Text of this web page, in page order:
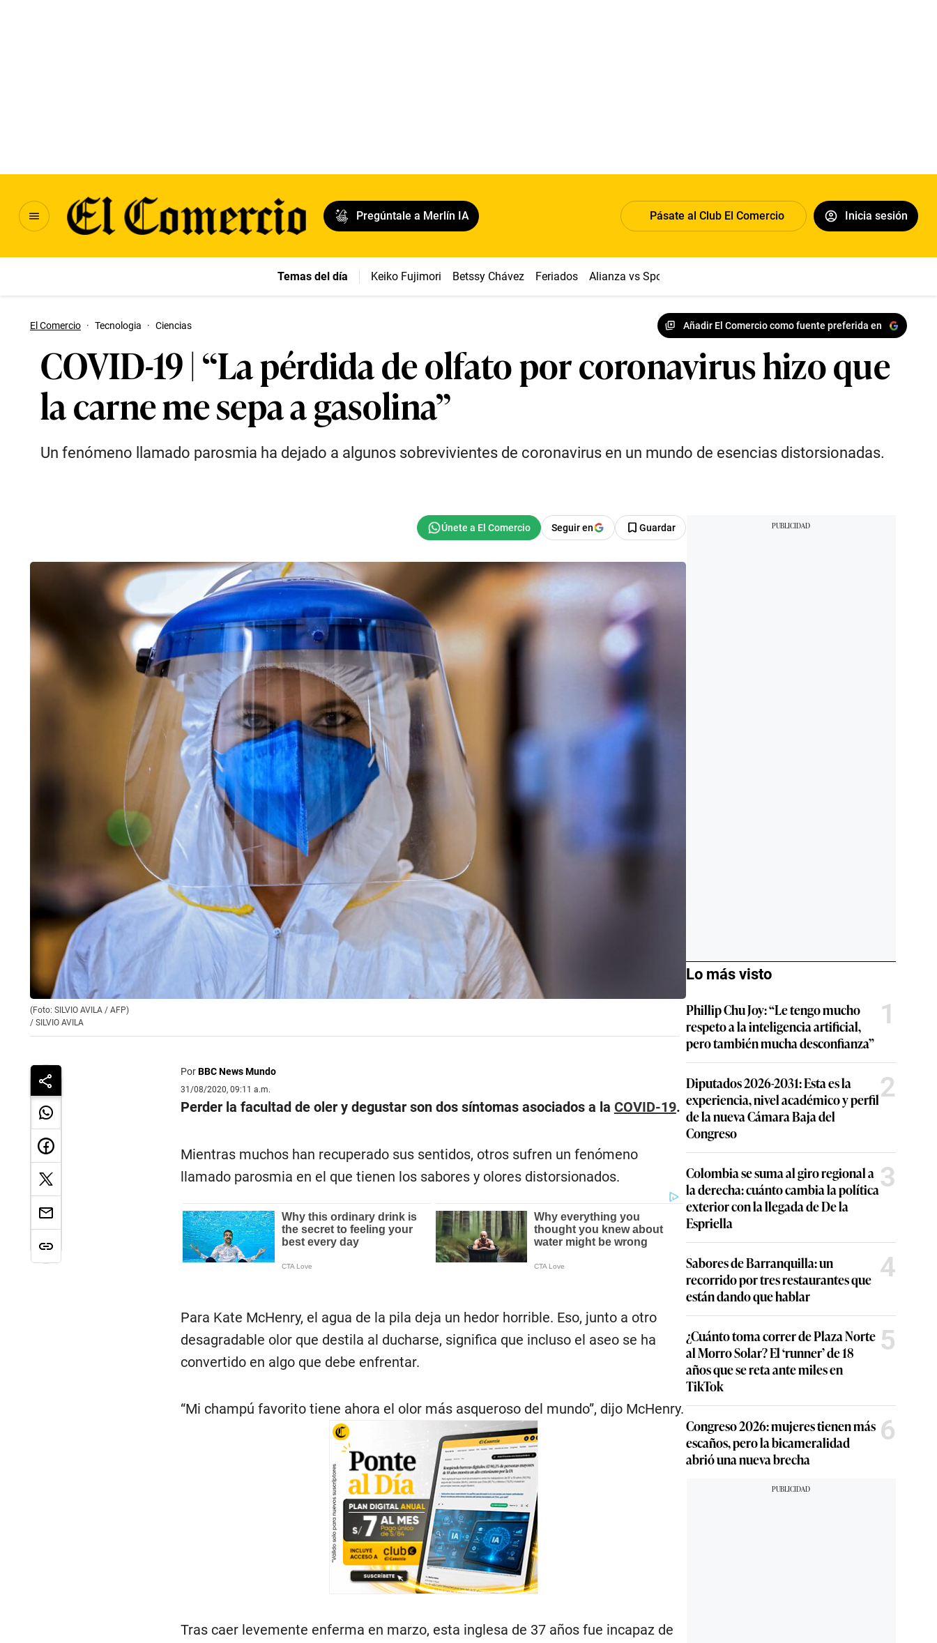
Pregúntale a Merlín IA Pásate al Club El Comercio Inicia sesión
Temas del día Keiko Fujimori Betssy Chávez Feriados Alianza vs Sport Boys
El Comercio · Tecnologia · Ciencias Añadir El Comercio como fuente preferida en
COVID-19 | “La pérdida de olfato por coronavirus hizo que
la carne me sepa a gasolina”
Un fenómeno llamado parosmia ha dejado a algunos sobrevivientes de coronavirus en un mundo de esencias distorsionadas.
Seguir en Guardar
(Foto: SILVIO AVILA / AFP)
/ SILVIO AVILA
PorBBC News Mundo
31/08/2020, 09:11 a.m.
Perder la facultad de oler y degustar son dos síntomas asociados a la COVID-19.
Mientras muchos han recuperado sus sentidos, otros sufren un fenómeno
llamado parosmia en el que tienen los sabores y olores distorsionados.
Para Kate McHenry, el agua de la pila deja un hedor horrible. Eso, junto a otro
desagradable olor que destila al ducharse, significa que incluso el aseo se ha
convertido en algo que debe enfrentar.
“Mi champú favorito tiene ahora el olor más asqueroso del mundo”, dijo McHenry.
Tras caer levemente enferma en marzo, esta inglesa de 37 años fue incapaz de
Lo más visto
Phillip Chu Joy: “Le tengo mucho
respeto a la inteligencia artificial,
pero también mucha desconfianza”
1
Diputados 2026-2031: Esta es la
experiencia, nivel académico y perfil
de la nueva Cámara Baja del
Congreso
2
Colombia se suma al giro regional a
la derecha: cuánto cambia la política
exterior con la llegada de De la
Espriella
3
Sabores de Barranquilla: un
recorrido por tres restaurantes que
están dando que hablar
4
¿Cuánto toma correr de Plaza Norte
al Morro Solar? El ‘runner’ de 18
años que se reta ante miles en
TikTok
5
Congreso 2026: mujeres tienen más
escaños, pero la bicameralidad
abrió una nueva brecha
6